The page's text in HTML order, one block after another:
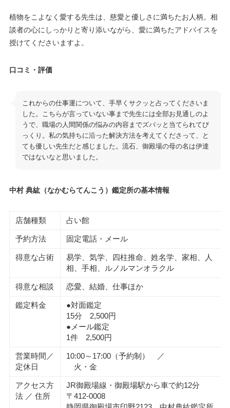
植物をこよなく愛する先生は、慈愛と優しさに満ちたお人柄。相
談者の心にしっかりと寄り添いながら、愛に満ちたアドバイスを
授けてくださいますよ。
口コミ・評価
これからの仕事運について、手早くサクッと占ってくださいま
した。こちらが言っていない事まで先生には全部お見通しのよ
うで、職場の人間関係の悩みの内容までズバッと当てられてび
っくり。私の気持ちに沿った解決方法を考えてくださって、と
ても優しい先生だと感じました。流石、御殿場の母の名は伊達
ではないなと思いました。
中村 典紘（なかむらてんこう）鑑定所の基本情報
店舗種類 占い館
予約方法 固定電話・メール
得意な占術
易学、気学、四柱推命、姓名学、家相、人
相、手相、ルノルマンオラクル
得意な相談 恋愛、結婚、仕事ほか
鑑定料金
●対面鑑定
15分 2,500円
●メール鑑定
1件 2,500円
営業時間／
定休日
10:00～17:00（予約制） ／
火・金
アクセス方
法 ／ 住所
JR御殿場線・御殿場駅から車で約12分
〒412-0008